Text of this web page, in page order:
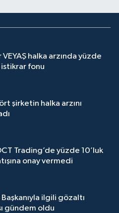
VEYAŞ halka arzında yüzde
fonu
şirketin halka arzını
Trading’de yüzde 10’luk
onay vermedi
Başkanıyla ilgili gözaltı
gündem oldu